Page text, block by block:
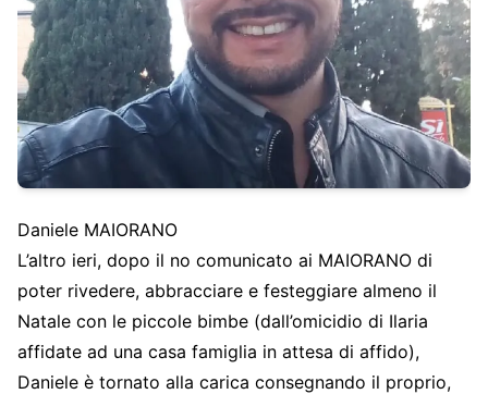
Daniele MAIORANO
L’altro ieri, dopo il no comunicato ai MAIORANO di
poter rivedere, abbracciare e festeggiare almeno il
Natale con le piccole bimbe (dall’omicidio di Ilaria
affidate ad una casa famiglia in attesa di affido),
Daniele è tornato alla carica consegnando il proprio,